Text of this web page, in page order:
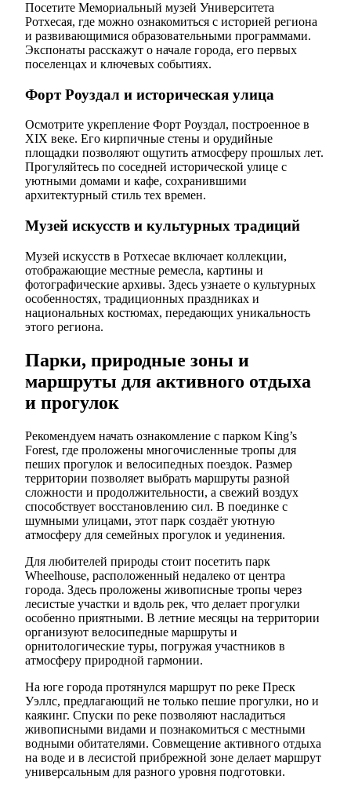
Посетите Мемориальный музей Университета
Ротхесая, где можно ознакомиться с историей региона
и развивающимися образовательными программами.
Экспонаты расскажут о начале города, его первых
поселенцах и ключевых событиях.
Форт Роуздал и историческая улица
Осмотрите укрепление Форт Роуздал, построенное в
XIX веке. Его кирпичные стены и орудийные
площадки позволяют ощутить атмосферу прошлых лет.
Прогуляйтесь по соседней исторической улице с
уютными домами и кафе, сохранившими
архитектурный стиль тех времен.
Музей искусств и культурных традиций
Музей искусств в Ротхесае включает коллекции,
отображающие местные ремесла, картины и
фотографические архивы. Здесь узнаете о культурных
особенностях, традиционных праздниках и
национальных костюмах, передающих уникальность
этого региона.
Парки, природные зоны и
маршруты для активного отдыха
и прогулок
Рекомендуем начать ознакомление с парком King’s
Forest, где проложены многочисленные тропы для
пеших прогулок и велосипедных поездок. Размер
территории позволяет выбрать маршруты разной
сложности и продолжительности, а свежий воздух
способствует восстановлению сил. В поединке с
шумными улицами, этот парк создаёт уютную
атмосферу для семейных прогулок и уединения.
Для любителей природы стоит посетить парк
Wheelhouse, расположенный недалеко от центра
города. Здесь проложены живописные тропы через
лесистые участки и вдоль рек, что делает прогулки
особенно приятными. В летние месяцы на территории
организуют велосипедные маршруты и
орнитологические туры, погружая участников в
атмосферу природной гармонии.
На юге города протянулся маршрут по реке Преск
Уэллс, предлагающий не только пешие прогулки, но и
каякинг. Спуски по реке позволяют насладиться
живописными видами и познакомиться с местными
водными обитателями. Совмещение активного отдыха
на воде и в лесистой прибрежной зоне делает маршрут
универсальным для разного уровня подготовки.